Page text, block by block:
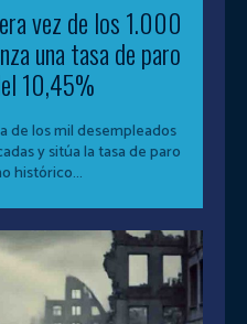
vez de los 1.000
una tasa de paro
10,45%
de los mil desempleados
y sitúa la tasa de paro
histórico...